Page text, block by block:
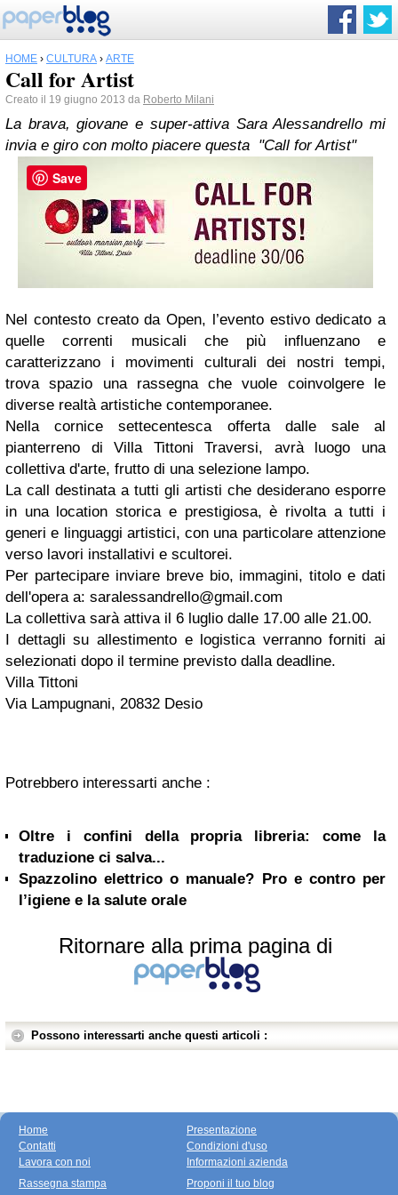
HOME › CULTURA › ARTE
Call for Artist
Creato il 19 giugno 2013 da Roberto Milani
La brava, giovane e super-attiva Sara Alessandrello mi
invia e giro con molto piacere questa "Call for Artist"
Nel contesto creato da Open, l’evento estivo dedicato a
quelle correnti musicali che più influenzano e
caratterizzano i movimenti culturali dei nostri tempi,
trova spazio una rassegna che vuole coinvolgere le
diverse realtà artistiche contemporanee.
Nella cornice settecentesca offerta dalle sale al
pianterreno di Villa Tittoni Traversi, avrà luogo una
collettiva d'arte, frutto di una selezione lampo.
La call destinata a tutti gli artisti che desiderano esporre
in una location storica e prestigiosa, è rivolta a tutti i
generi e linguaggi artistici, con una particolare attenzione
verso lavori installativi e scultorei.
Per partecipare inviare breve bio, immagini, titolo e dati
dell'opera a: saralessandrello@gmail.com
La collettiva sarà attiva il 6 luglio dalle 17.00 alle 21.00.
I dettagli su allestimento e logistica verranno forniti ai
selezionati dopo il termine previsto dalla deadline.
Villa Tittoni
Via Lampugnani, 20832 Desio
Potrebbero interessarti anche :
Oltre i confini della propria libreria: come la
traduzione ci salva...
Spazzolino elettrico o manuale? Pro e contro per
l’igiene e la salute orale
Ritornare alla prima pagina di
Possono interessarti anche questi articoli :
Home
Contatti
Lavora con noi
Presentazione
Condizioni d'uso
Informazioni azienda
Rassegna stampa
Proponi il tuo blog
Save